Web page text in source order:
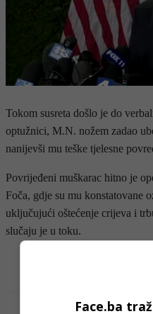
Tokom susreta došlo je do
optužnici, M.N. nožem zadao
nanijevši mu teške tjelesne
Povrijeđeni muškarac hitno je
Foča, gdje su mu konstatovane
uključujući oštećenje crijeva i
slučaju je u toku.
-
Face.ba